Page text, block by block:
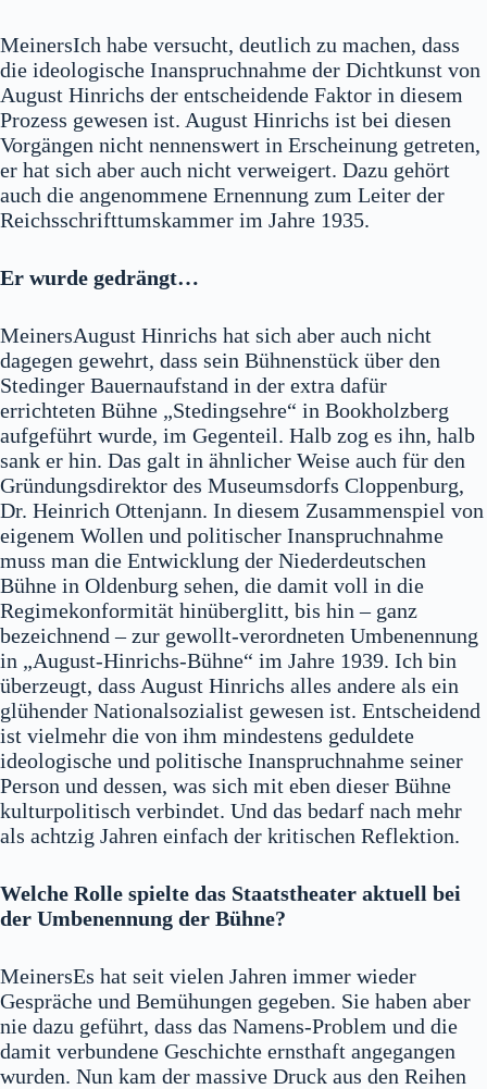
MeinersIch habe versucht, deutlich zu machen, dass
die ideologische Inanspruchnahme der Dichtkunst von
August Hinrichs der entscheidende Faktor in diesem
Prozess gewesen ist. August Hinrichs ist bei diesen
Vorgängen nicht nennenswert in Erscheinung getreten,
er hat sich aber auch nicht verweigert. Dazu gehört
auch die angenommene Ernennung zum Leiter der
Reichsschrifttumskammer im Jahre 1935.
Er wurde gedrängt…
MeinersAugust Hinrichs hat sich aber auch nicht
dagegen gewehrt, dass sein Bühnenstück über den
Stedinger Bauernaufstand in der extra dafür
errichteten Bühne „Stedingsehre“ in Bookholzberg
aufgeführt wurde, im Gegenteil. Halb zog es ihn, halb
sank er hin. Das galt in ähnlicher Weise auch für den
Gründungsdirektor des Museumsdorfs Cloppenburg,
Dr. Heinrich Ottenjann. In diesem Zusammenspiel von
eigenem Wollen und politischer Inanspruchnahme
muss man die Entwicklung der Niederdeutschen
Bühne in Oldenburg sehen, die damit voll in die
Regimekonformität hinüberglitt, bis hin – ganz
bezeichnend – zur gewollt-verordneten Umbenennung
in „August-Hinrichs-Bühne“ im Jahre 1939. Ich bin
überzeugt, dass August Hinrichs alles andere als ein
glühender Nationalsozialist gewesen ist. Entscheidend
ist vielmehr die von ihm mindestens geduldete
ideologische und politische Inanspruchnahme seiner
Person und dessen, was sich mit eben dieser Bühne
kulturpolitisch verbindet. Und das bedarf nach mehr
als achtzig Jahren einfach der kritischen Reflektion.
Welche Rolle spielte das Staatstheater aktuell bei
der Umbenennung der Bühne?
MeinersEs hat seit vielen Jahren immer wieder
Gespräche und Bemühungen gegeben. Sie haben aber
nie dazu geführt, dass das Namens-Problem und die
damit verbundene Geschichte ernsthaft angegangen
wurden. Nun kam der massive Druck aus den Reihen